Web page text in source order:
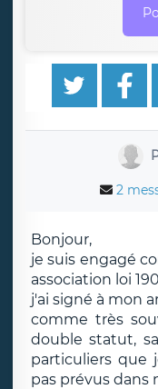
2
Bonjour,
je suis engagé
association loi
j'ai signé à mon
comme très
double statut,
particuliers que
pas prévus dans